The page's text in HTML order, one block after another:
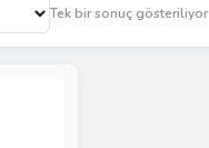
Tek bir sonuç gösteriliyor